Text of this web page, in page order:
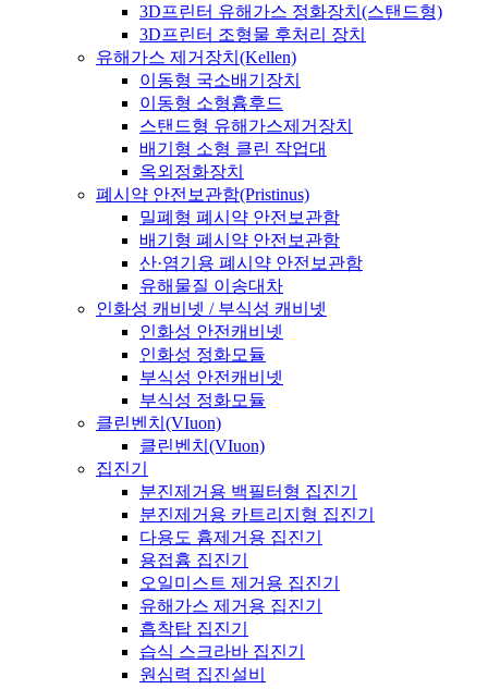
3D프린터 유해가스 정화장치(스탠드형)
3D프린터 조형물 후처리 장치
유해가스 제거장치(Kellen)
이동형 국소배기장치
이동형 소형흄후드
스탠드형 유해가스제거장치
배기형 소형 클린 작업대
옥외정화장치
폐시약 안전보관함(Pristinus)
밀폐형 폐시약 안전보관함
배기형 폐시약 안전보관함
산·염기용 폐시약 안전보관함
유해물질 이송대차
인화성 캐비넷 / 부식성 캐비넷
인화성 안전캐비넷
인화성 정화모듈
부식성 안전캐비넷
부식성 정화모듈
클린벤치(VIuon)
클린벤치(VIuon)
집진기
분진제거용 백필터형 집진기
분진제거용 카트리지형 집진기
다용도 흄제거용 집진기
용접흄 집진기
오일미스트 제거용 집진기
유해가스 제거용 집진기
흡착탑 집진기
습식 스크라바 집진기
원심력 집진설비